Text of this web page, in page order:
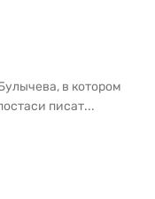
в котором
писат...